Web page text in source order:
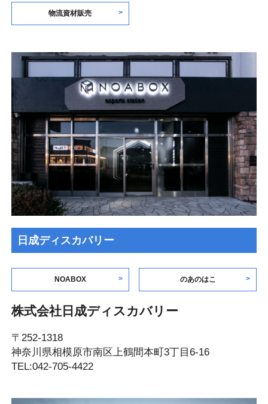
物流資材販売
日成ディスカバリー
NOABOX のあのはこ
株式会社日成ディスカバリー
〒252-1318
神奈川県相模原市南区上鶴間本町3丁目6-16
TEL:042-705-4422